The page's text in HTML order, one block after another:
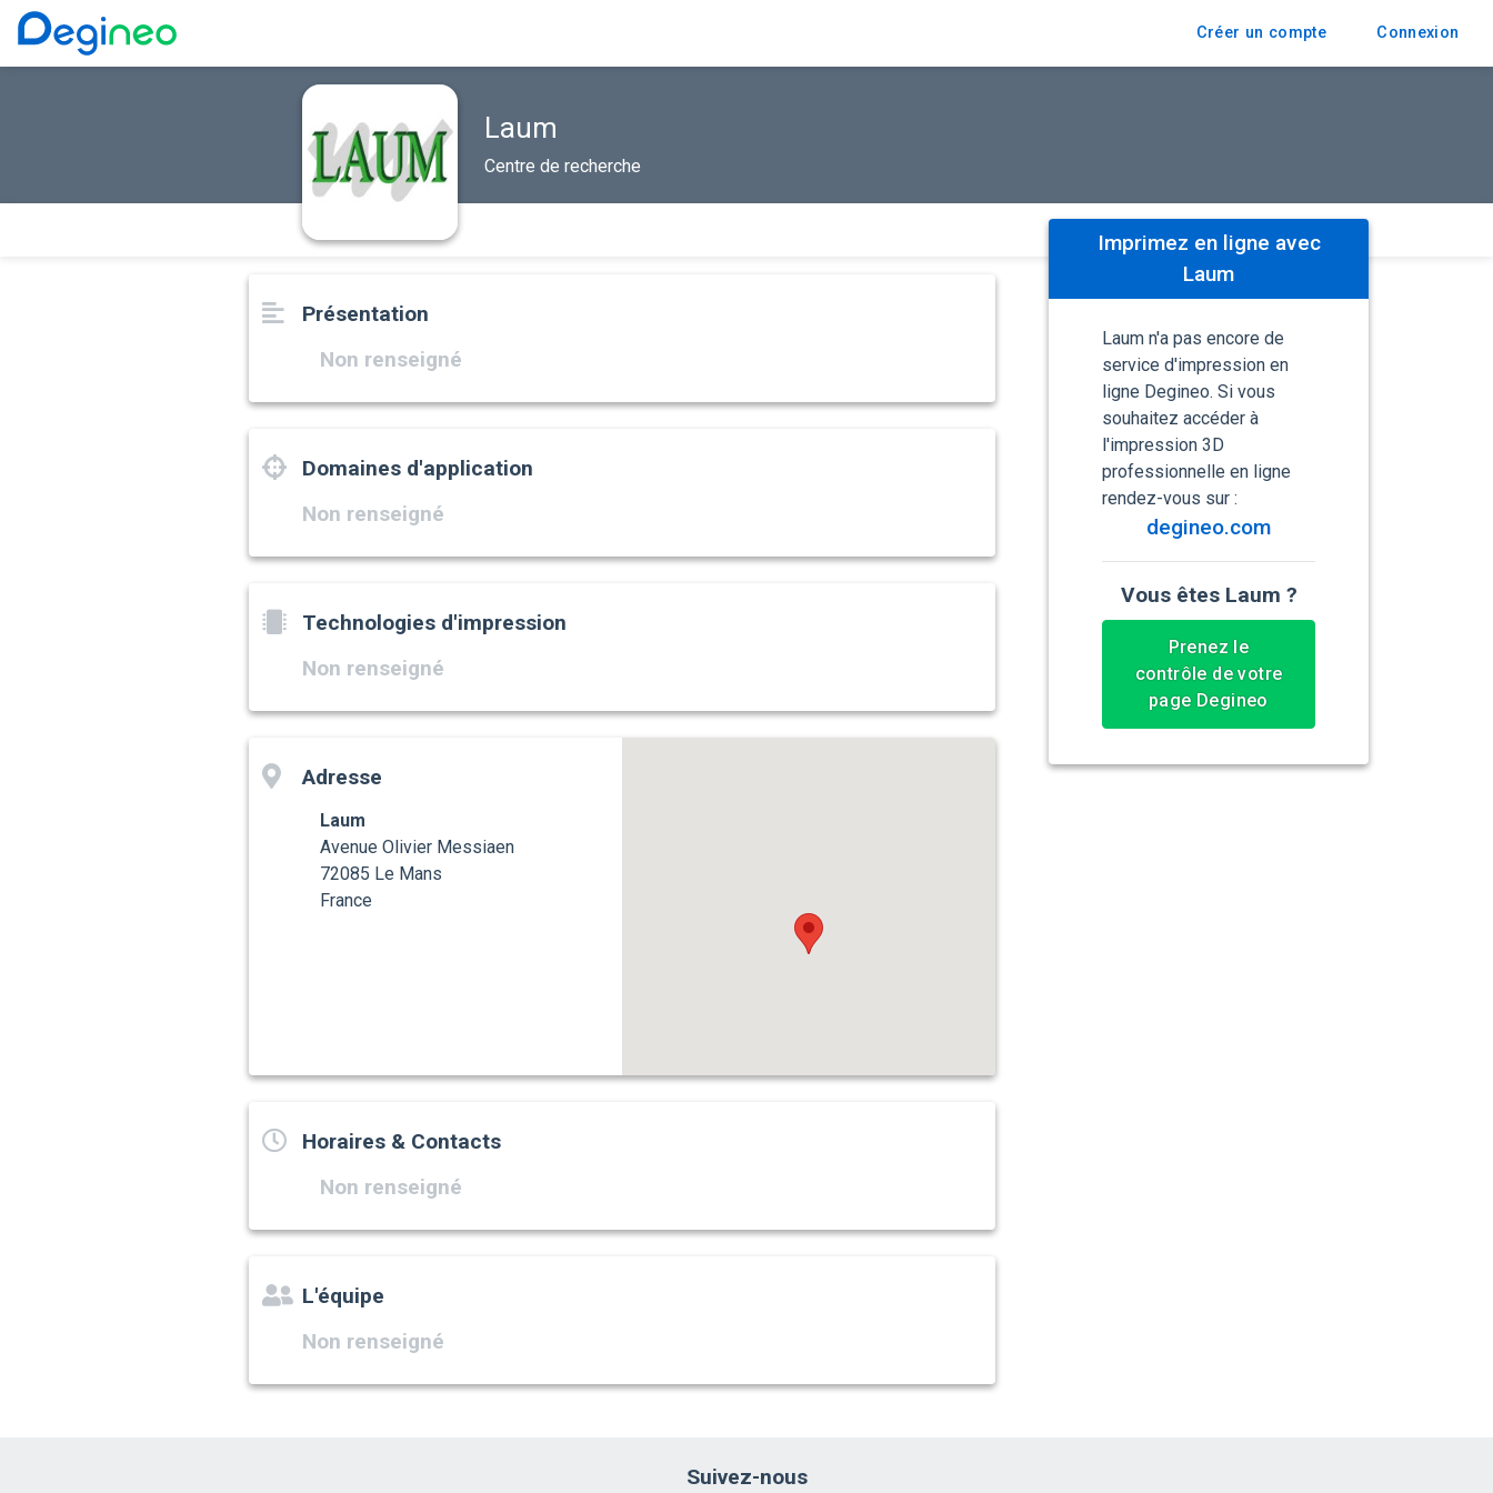
Créer un compte Connexion
Laum
Centre de recherche
Présentation
Non renseigné
Domaines d'application
Non renseigné
Technologies d'impression
Non renseigné
Adresse
Laum
Avenue Olivier Messiaen
72085 Le Mans
France
Horaires & Contacts
Non renseigné
L'équipe
Non renseigné
Imprimez en ligne avec
Laum
Laum n'a pas encore de
service d'impression en
ligne Degineo. Si vous
souhaitez accéder à
l'impression 3D
professionnelle en ligne
rendez-vous sur :
degineo.com
Vous êtes Laum ?
Prenez le
contrôle de votre
page Degineo
Suivez-nous